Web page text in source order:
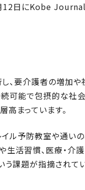
12日にKobe
、要介護者の増加
続可能で包摂的な社
まっています。
イル予防教室や通い
生活習慣、医療・
課題が指摘されて